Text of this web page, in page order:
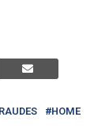
HOME